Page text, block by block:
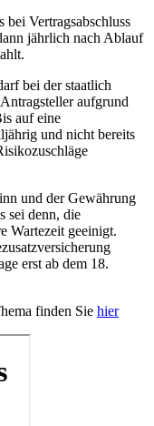
Vertragsabschluss
jährlich nach Ablauf
bei der staatlich
aufgrund
auf eine
und nicht bereits
und der Gewährung
sei denn, die
Wartezeit geeinigt.
erst ab dem 18.
finden Sie hier